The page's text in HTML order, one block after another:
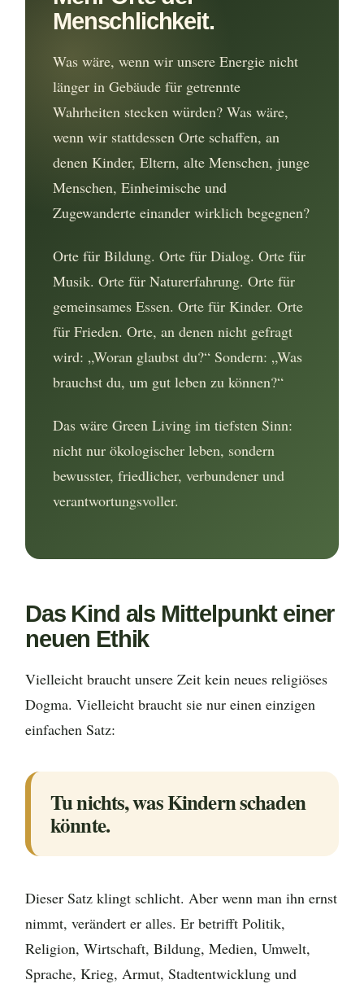
Menschlichkeit.
Was wäre, wenn wir unsere Energie nicht
länger in Gebäude für getrennte
Wahrheiten stecken würden? Was wäre,
wenn wir stattdessen Orte schaffen, an
denen Kinder, Eltern, alte Menschen, junge
Menschen, Einheimische und
Zugewanderte einander wirklich begegnen?
Orte für Bildung. Orte für Dialog. Orte für
Musik. Orte für Naturerfahrung. Orte für
gemeinsames Essen. Orte für Kinder. Orte
für Frieden. Orte, an denen nicht gefragt
wird: „Woran glaubst du?“ Sondern: „Was
brauchst du, um gut leben zu können?“
Das wäre Green Living im tiefsten Sinn:
nicht nur ökologischer leben, sondern
bewusster, friedlicher, verbundener und
verantwortungsvoller.
Das Kind als Mittelpunkt einer
neuen Ethik
Vielleicht braucht unsere Zeit kein neues religiöses
Dogma. Vielleicht braucht sie nur einen einzigen
einfachen Satz:
Tu nichts, was Kindern schaden
könnte.
Dieser Satz klingt schlicht. Aber wenn man ihn ernst
nimmt, verändert er alles. Er betrifft Politik,
Religion, Wirtschaft, Bildung, Medien, Umwelt,
Sprache, Krieg, Armut, Stadtentwicklung und